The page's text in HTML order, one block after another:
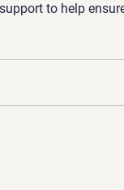
to help